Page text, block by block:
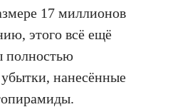
17 миллионов
этого всё ещё
полностью
нанесённые